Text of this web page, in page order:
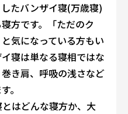
たバンザイ寝(万歳寝)
方です。「ただのク
気になっている方もい
寝は単なる寝相ではな
き肩、呼吸の浅さなど
。
はどんな寝方か、大